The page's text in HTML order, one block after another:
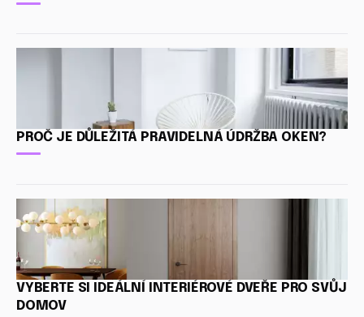
PROČ JE DŮLEŽITÁ PRAVIDELNÁ ÚDRŽBA OKEN?
VYBERTE SI IDEÁLNÍ INTERIÉROVÉ DVEŘE PRO SVŮJ
DOMOV